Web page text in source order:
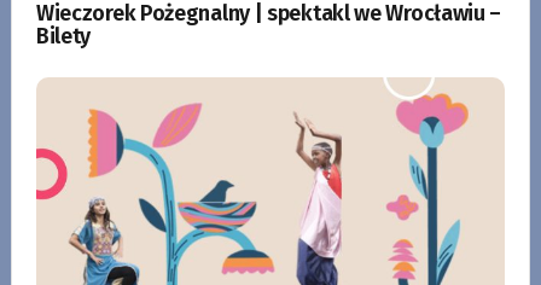
Wieczorek Pożegnalny | spektakl we Wrocławiu –
Bilety